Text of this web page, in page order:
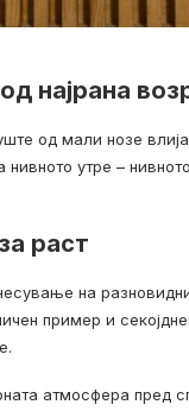
најрана
од мали нозе
нивното утре –
раст
на
пример и
атмосфера пред